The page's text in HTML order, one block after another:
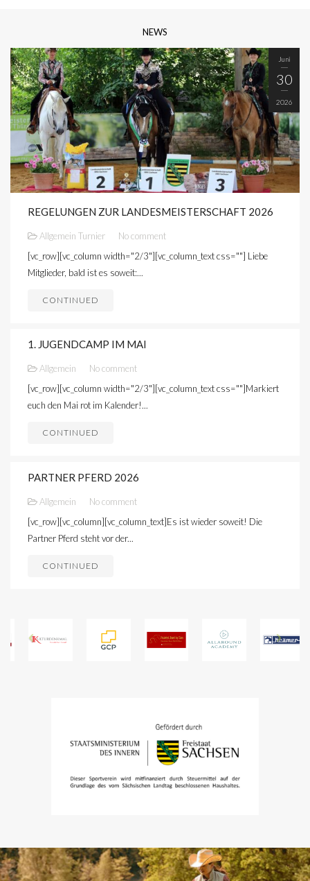
NEWS
Juni
30
2026
REGELUNGEN ZUR LANDESMEISTERSCHAFT 2026
Allgemein Turnier
No comment
[vc_row][vc_column width="2/3"][vc_column_text css=""] Liebe
Mitglieder, bald ist es soweit:...
CONTINUED
1. JUGENDCAMP IM MAI
Allgemein
No comment
[vc_row][vc_column width="2/3"][vc_column_text css=""]Markiert
euch den Mai rot im Kalender!...
CONTINUED
PARTNER PFERD 2026
Allgemein
No comment
[vc_row][vc_column][vc_column_text]Es ist wieder soweit! Die
Partner Pferd steht vor der...
CONTINUED